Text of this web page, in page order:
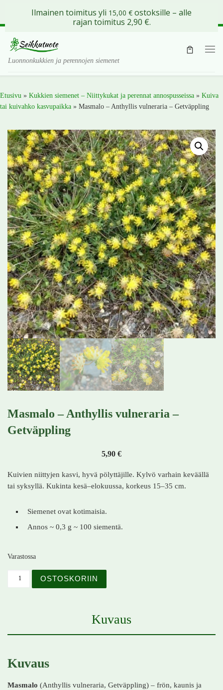
Skip to content
Luonnonkukkien ja perennojen siemenet
Etusivu » Kukkien siemenet – Niittykukat ja perennat annospusseissa » Kuiva
tai kuivahko kasvupaikka » Masmalo – Anthyllis vulneraria – Getväppling
Masmalo – Anthyllis vulneraria –
Getväppling
5,90 €
Kuivien niittyjen kasvi, hyvä pölyttäjille. Kylvö varhain keväällä
tai syksyllä. Kukinta kesä–elokuussa, korkeus 15–35 cm.
Siemenet ovat kotimaisia.
Annos ~ 0,3 g ~ 100 siementä.
Varastossa
OSTOSKORIIN
Kuvaus
Kuvaus
Masmalo (Anthyllis vulneraria, Getväppling) – frön, kaunis ja
Ilmainen toimitus yli 15,00 € ostoksille – alle
rajan toimitus 2,90 €.